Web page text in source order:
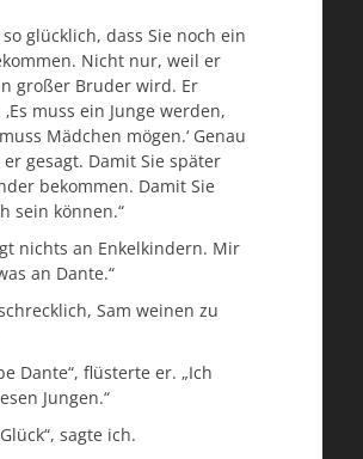
so glücklich, dass Sie noch ein
Nicht nur, weil er
großer Bruder wird. Er
muss ein Junge werden,
Mädchen mögen.‘ Genau
gesagt. Damit Sie später
bekommen. Damit Sie
sein können.“
nichts an Enkelkindern. Mir
an Dante.“
Sam weinen zu
Dante“, flüsterte er. „Ich
Jungen.“
sagte ich.